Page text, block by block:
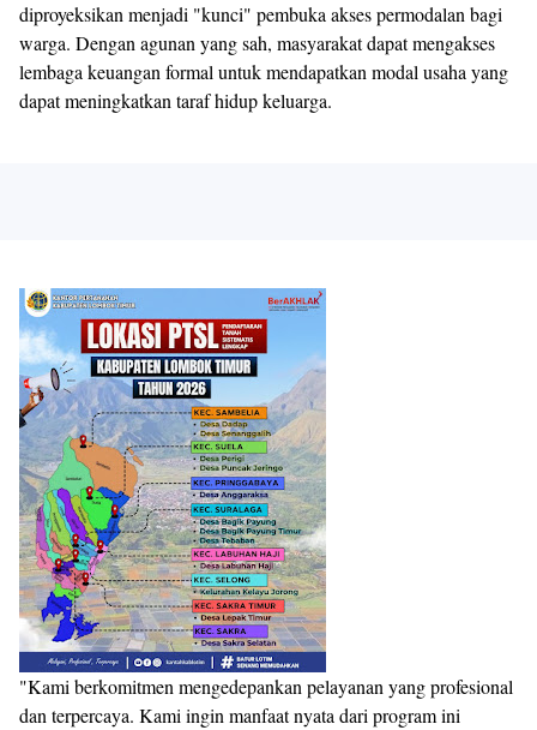
diproyeksikan menjadi "kunci" pembuka akses permodalan bagi
warga. Dengan agunan yang sah, masyarakat dapat mengakses
lembaga keuangan formal untuk mendapatkan modal usaha yang
dapat meningkatkan taraf hidup keluarga.
"Kami berkomitmen mengedepankan pelayanan yang profesional
dan terpercaya. Kami ingin manfaat nyata dari program ini